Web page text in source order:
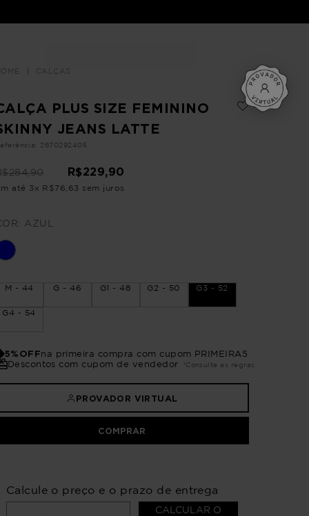
CALÇAS
PLUS SIZE FEMININO
JEANS LATTE
: 2670292405
284,90 R$229,90
até 3x R$76 63 sem juros
AZUL
M - 44 G - 46 G1 - 48 G2 - 50 G3 - 52
G4 - 54
5%OFFna primeira compra com cupom PRIMEIRA5
Descontos com cupom de vendedor
*Consulte as regras
PROVADOR VIRTUAL
COMPRAR
Calcule o preço e o prazo de entrega
CALCULAR O